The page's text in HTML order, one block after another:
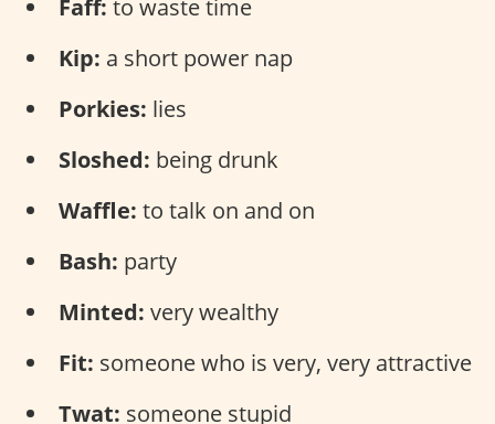
Faff: to waste time
Kip: a short power nap
Porkies: lies
Sloshed: being drunk
Waffle: to talk on and on
Bash: party
Minted: very wealthy
Fit: someone who is very, very attractive
Twat: someone stupid